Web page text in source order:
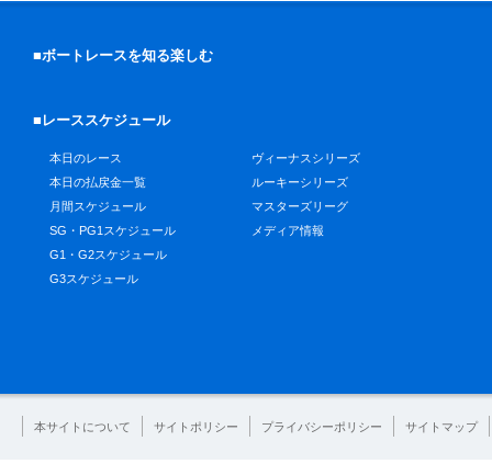
■ボートレースを知る楽しむ
■レーススケジュール
本日のレース
本日の払戻金一覧
月間スケジュール
SG・PG1スケジュール
G1・G2スケジュール
G3スケジュール
ヴィーナスシリーズ
ルーキーシリーズ
マスターズリーグ
メディア情報
本サイトについて サイトポリシー プライバシーポリシー サイトマップ